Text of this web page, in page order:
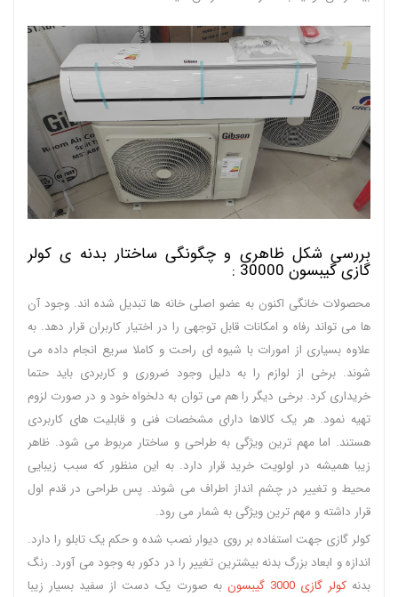
بررسی شکل ظاهری و چگونگی ساختار بدنه ی کولر
گازی گیبسون 30000 :
محصولات خانگی اکنون به عضو اصلی خانه ها تبدیل شده اند. وجود آن
ها می تواند رفاه و امکانات قابل توجهی را در اختیار کاربران قرار دهد. به
علاوه بسیاری از امورات با شیوه ای راحت و کاملا سریع انجام داده می
شوند. برخی از لوازم را به دلیل وجود ضروری و کاربردی باید حتما
خریداری کرد. برخی دیگر را هم می توان به دلخواه خود و در صورت لزوم
تهیه نمود. هر یک کالاها دارای مشخصات فنی و قابلیت های کاربردی
هستند. اما مهم ترین ویژگی به طراحی و ساختار مربوط می شود. ظاهر
زیبا همیشه در اولویت خرید قرار دارد. به این منظور که سبب زیبایی
محیط و تغییر در چشم انداز اطراف می شوند. پس طراحی در قدم اول
قرار داشته و مهم ترین ویژگی به شمار می رود.
کولر گازی جهت استفاده بر روی دیوار نصب شده و‌ حکم یک تابلو را دارد.
اندازه و ابعاد بزرگ بدنه بیشترین تغییر را در دکور به وجود می آورد. رنگ
بدنهکولر گازی 3000 گیبسون
به صورت یک دست از سفید بسیار زیبا